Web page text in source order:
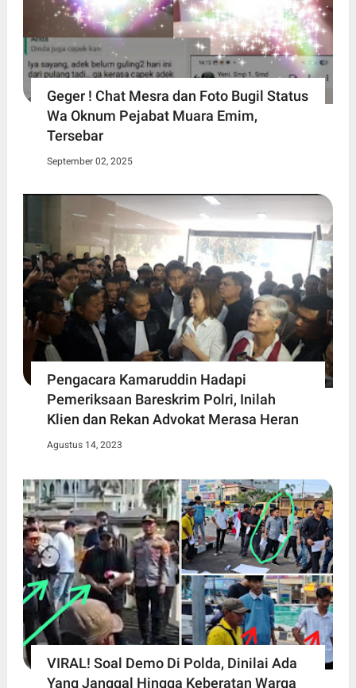
Geger ! Chat Mesra dan Foto Bugil Status
Wa Oknum Pejabat Muara Emim,
Tersebar
September 02, 2025
Pengacara Kamaruddin Hadapi
Pemeriksaan Bareskrim Polri, Inilah
Klien dan Rekan Advokat Merasa Heran
Agustus 14, 2023
VIRAL! Soal Demo Di Polda, Dinilai Ada
Yang Janggal Hingga Keberatan Warga